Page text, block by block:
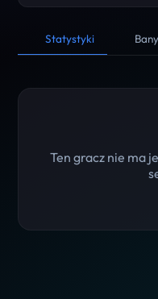
Statystyki Bany
Ten gracz nie ma